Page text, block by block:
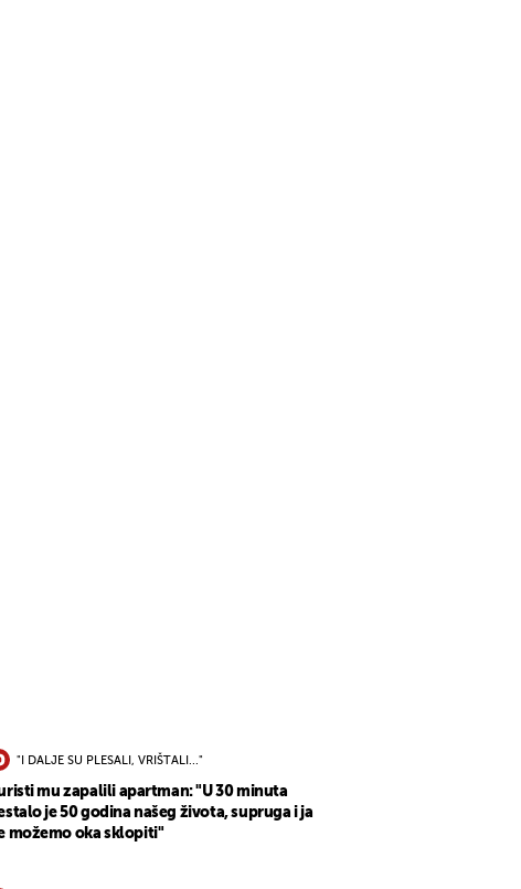
"I DALJE SU PLESALI, VRIŠTALI..."
mu zapalili apartman: "U 30 minuta
je 50 godina našeg života, supruga i ja
možemo oka sklopiti"